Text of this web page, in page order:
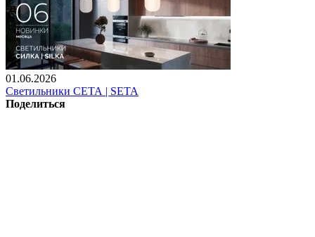
01.06.2026
Светильники СЕТА | SETA
Поделиться